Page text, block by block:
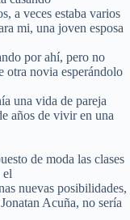
a veces estaba varios
mi, una joven esposa
por ahí, pero no
otra novia esperándolo
una vida de pareja
años de vivir en una
de moda las clases
el
nuevas posibilidades,
Acuña, no sería